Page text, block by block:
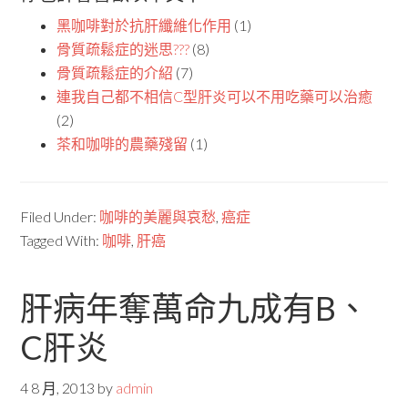
黑咖啡對於抗肝纖維化作用 (1)
骨質疏鬆症的迷思??? (8)
骨質疏鬆症的介紹 (7)
連我自己都不相信C型肝炎可以不用吃藥可以治癒
(2)
茶和咖啡的農藥殘留 (1)
Filed Under: 咖啡的美麗與哀愁,癌症
Tagged With: 咖啡, 肝癌
肝病年奪萬命九成有B、
C肝炎
4 8 月, 2013 by admin